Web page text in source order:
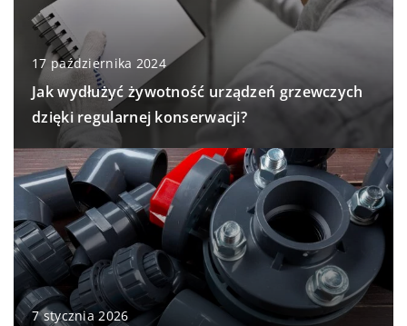
17 października 2024
Jak wydłużyć żywotność urządzeń grzewczych
dzięki regularnej konserwacji?
7 stycznia 2026